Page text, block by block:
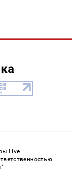
Live